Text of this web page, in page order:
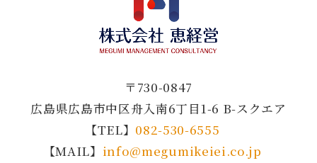
〒730-0847
広島県広島市中区舟入南6丁目1-6 B-スクエア
【TEL】 082-530-6555
【MAIL】 info@megumikeiei.co.jp